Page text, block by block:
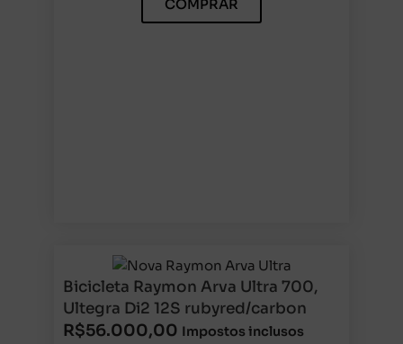
COMPRAR
Bicicleta Raymon Arva Ultra 700,
Ultegra Di2 12S rubyred/carbon
R$56.000,00 Impostos inclusos